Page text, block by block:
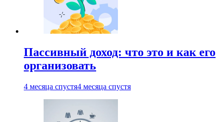
Пассивный доход: что это и как его
организовать
4 месяца спустя4 месяца спустя